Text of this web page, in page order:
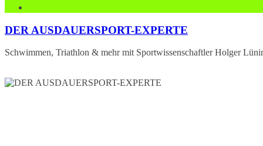
DER AUSDAUERSPORT-EXPERTE
Schwimmen, Triathlon & mehr mit Sportwissenschaftler Holger